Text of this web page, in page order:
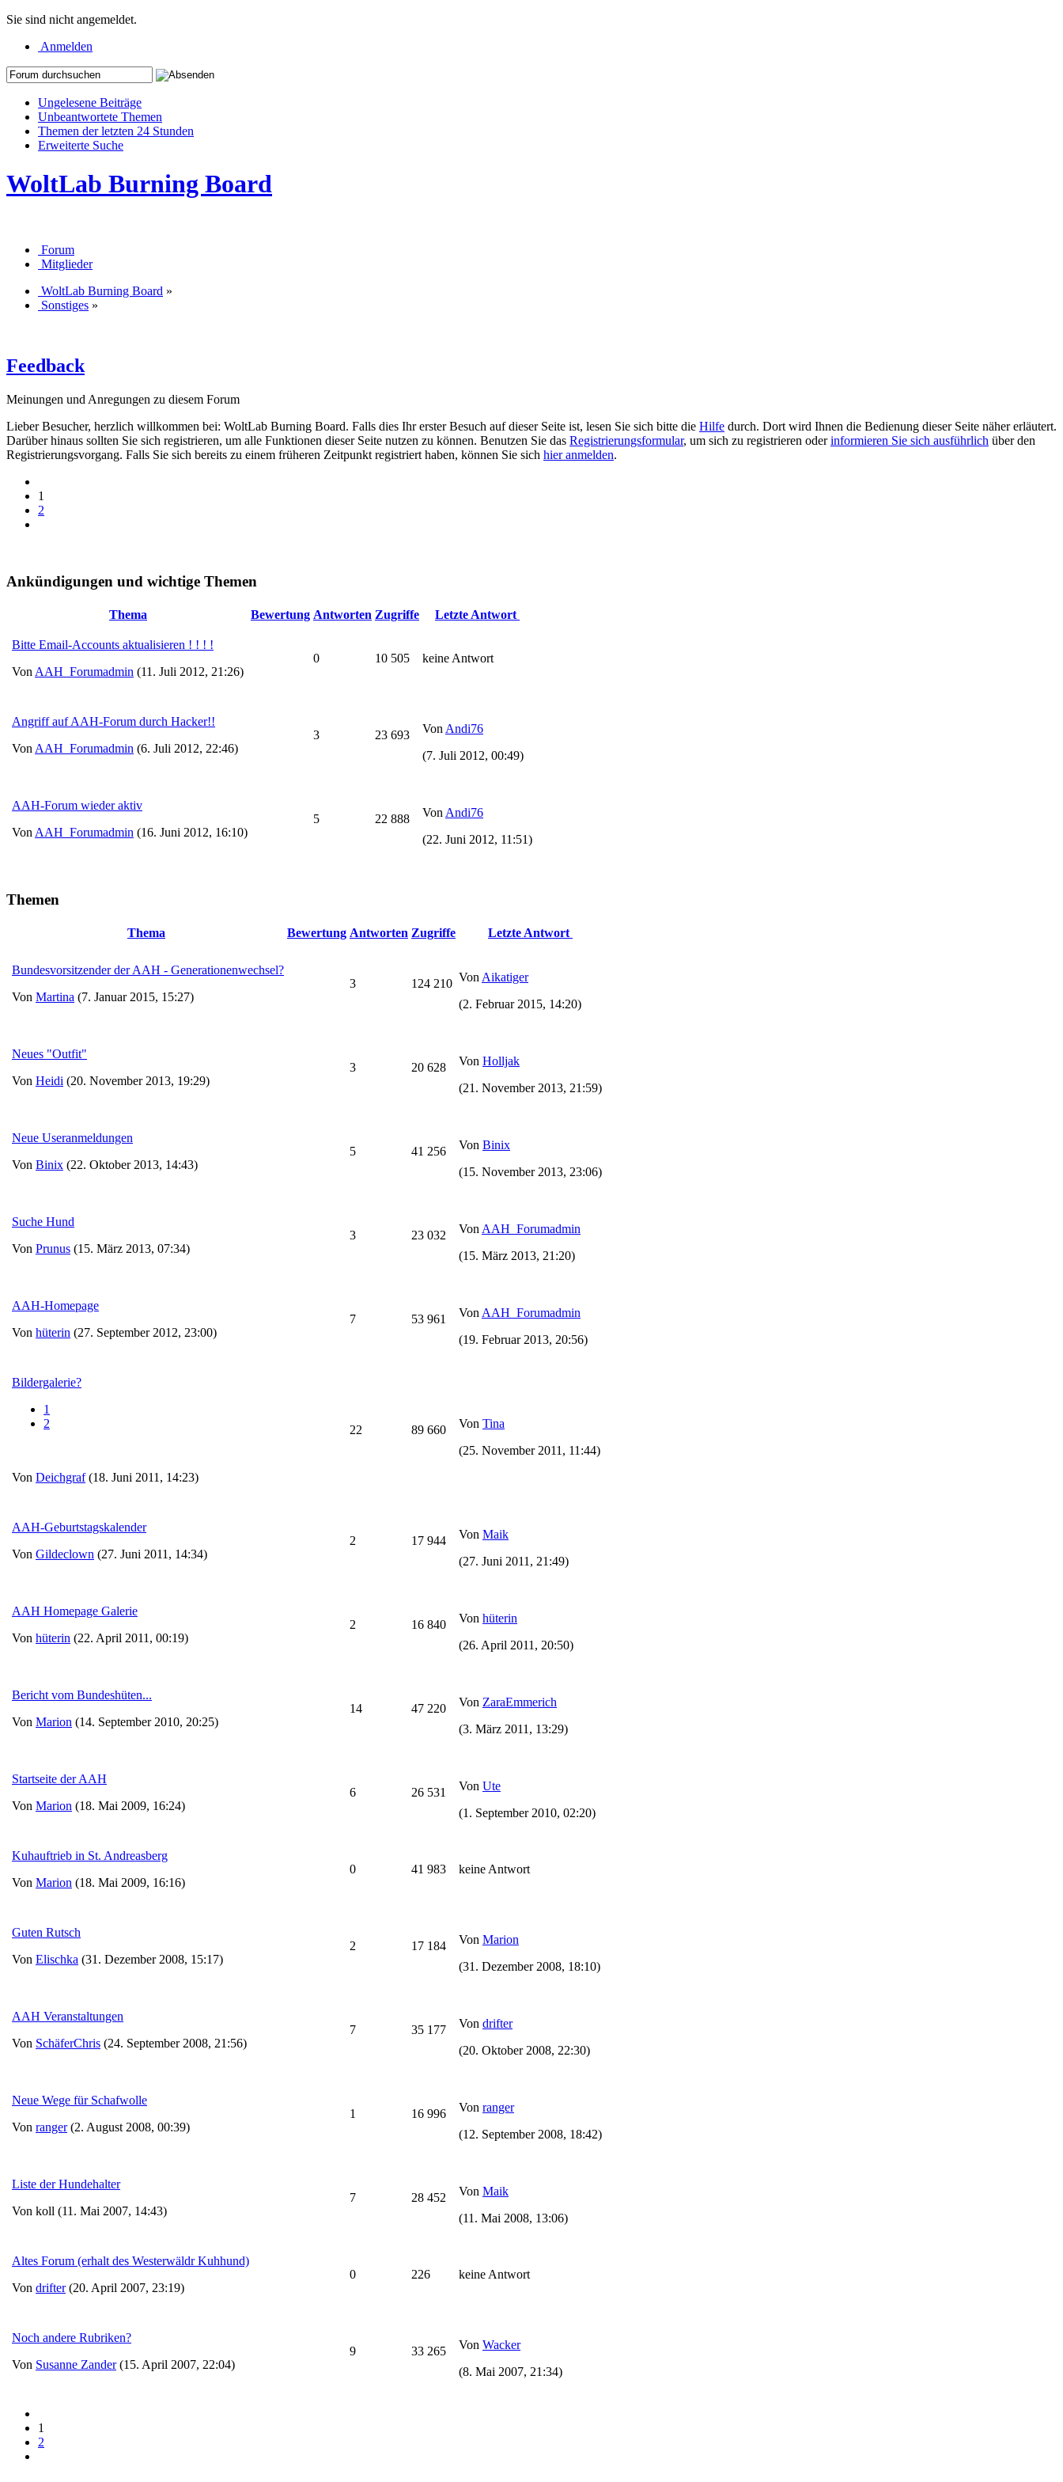
Sie sind nicht angemeldet.
Anmelden
Ungelesene Beiträge
Unbeantwortete Themen
Themen der letzten 24 Stunden
Erweiterte Suche
WoltLab Burning Board
Forum
Mitglieder
WoltLab Burning Board »
Sonstiges »
Feedback
Meinungen und Anregungen zu diesem Forum
Lieber Besucher, herzlich willkommen bei: WoltLab Burning Board. Falls dies Ihr erster Besuch auf dieser Seite ist, lesen Sie sich bitte die Hilfe durch. Dort wird Ihnen die Bedienung dieser Seite näher erläutert.
Darüber hinaus sollten Sie sich registrieren, um alle Funktionen dieser Seite nutzen zu können. Benutzen Sie das Registrierungsformular, um sich zu registrieren oderinformieren Sie sich ausführlich über den
Registrierungsvorgang. Falls Sie sich bereits zu einem früheren Zeitpunkt registriert haben, können Sie sich hier anmelden.
1
2
Ankündigungen und wichtige Themen
Thema Bewertung Antworten Zugriffe Letzte Antwort
Bitte Email-Accounts aktualisieren ! ! ! !
Von AAH_Forumadmin (11. Juli 2012, 21:26)
0 10 505 keine Antwort
Angriff auf AAH-Forum durch Hacker!!
Von AAH_Forumadmin (6. Juli 2012, 22:46)
3 23 693 Von Andi76
(7. Juli 2012, 00:49)
AAH-Forum wieder aktiv
Von AAH_Forumadmin (16. Juni 2012, 16:10)
5 22 888 Von Andi76
(22. Juni 2012, 11:51)
Themen
Thema Bewertung Antworten Zugriffe Letzte Antwort
Bundesvorsitzender der AAH - Generationenwechsel?
Von Martina (7. Januar 2015, 15:27)
3 124 210 Von Aikatiger
(2. Februar 2015, 14:20)
Neues "Outfit"
Von Heidi (20. November 2013, 19:29)
3 20 628 Von Holljak
(21. November 2013, 21:59)
Neue Useranmeldungen
Von Binix (22. Oktober 2013, 14:43)
5 41 256 Von Binix
(15. November 2013, 23:06)
Suche Hund
Von Prunus (15. März 2013, 07:34)
3 23 032 Von AAH_Forumadmin
(15. März 2013, 21:20)
AAH-Homepage
Von hüterin (27. September 2012, 23:00)
7 53 961 Von AAH_Forumadmin
(19. Februar 2013, 20:56)
Bildergalerie?
1
2
Von Deichgraf(18. Juni 2011, 14:23)
22 89 660 Von Tina
(25. November 2011, 11:44)
AAH-Geburtstagskalender
Von Gildeclown (27. Juni 2011, 14:34)
2 17 944 Von Maik
(27. Juni 2011, 21:49)
AAH Homepage Galerie
Von hüterin (22. April 2011, 00:19)
2 16 840 Von hüterin
(26. April 2011, 20:50)
Bericht vom Bundeshüten...
Von Marion (14. September 2010, 20:25)
14 47 220 Von ZaraEmmerich
(3. März 2011, 13:29)
Startseite der AAH
Von Marion (18. Mai 2009, 16:24)
6 26 531 Von Ute
(1. September 2010, 02:20)
Kuhauftrieb in St. Andreasberg
Von Marion (18. Mai 2009, 16:16)
0 41 983 keine Antwort
Guten Rutsch
Von Elischka (31. Dezember 2008, 15:17)
2 17 184 Von Marion
(31. Dezember 2008, 18:10)
AAH Veranstaltungen
Von SchäferChris (24. September 2008, 21:56)
7 35 177 Von drifter
(20. Oktober 2008, 22:30)
Neue Wege für Schafwolle
Von ranger(2. August 2008, 00:39)
1 16 996 Von ranger
(12. September 2008, 18:42)
Liste der Hundehalter
Von koll (11. Mai 2007, 14:43)
7 28 452 Von Maik
(11. Mai 2008, 13:06)
Altes Forum (erhalt des Westerwäldr Kuhhund)
Von drifter(20. April 2007, 23:19)
0 226 keine Antwort
Noch andere Rubriken?
Von Susanne Zander(15. April 2007, 22:04)
9 33 265 Von Wacker
(8. Mai 2007, 21:34)
1
2